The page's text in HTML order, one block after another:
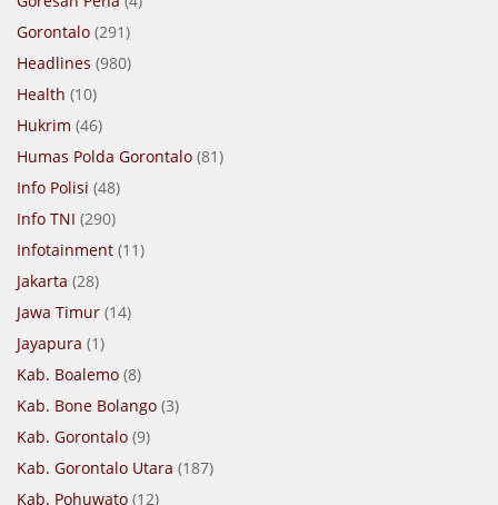
Gorontalo (291)
Headlines (980)
Health (10)
Hukrim (46)
Humas Polda Gorontalo (81)
Info Polisi (48)
Info TNI (290)
Infotainment (11)
Jakarta (28)
Jawa Timur (14)
Jayapura (1)
Kab. Boalemo (8)
Kab. Bone Bolango (3)
Kab. Gorontalo (9)
Kab. Gorontalo Utara (187)
Kab. Pohuwato (12)